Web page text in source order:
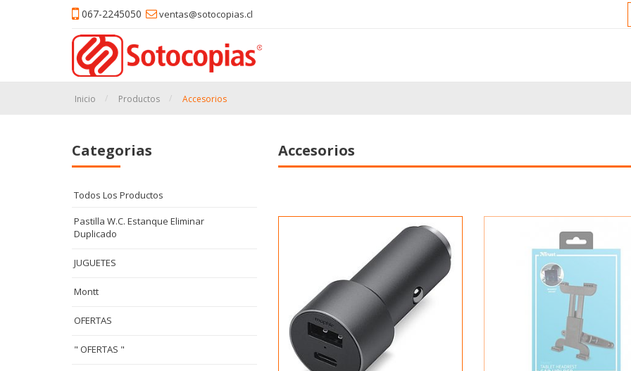
067-2245050 ventas@sotocopias.cl
Inicio Productos Accesorios
Categorias
Todos Los Productos
Pastilla W.C. Estanque Eliminar
Duplicado
JUGUETES
Montt
OFERTAS
" OFERTAS "
Accesorios